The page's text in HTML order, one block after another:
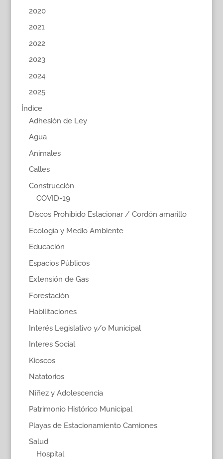
2020
2021
2022
2023
2024
2025
Índice
Adhesión de Ley
Agua
Animales
Calles
Construcción
COVID-19
Discos Prohibido Estacionar / Cordón amarillo
Ecología y Medio Ambiente
Educación
Espacios Públicos
Extensión de Gas
Forestación
Habilitaciones
Interés Legislativo y/o Municipal
Interes Social
Kioscos
Natatorios
Niñez y Adolescencia
Patrimonio Histórico Municipal
Playas de Estacionamiento Camiones
Salud
Hospital